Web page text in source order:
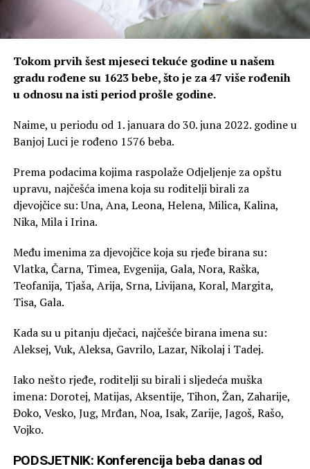
Tokom prvih šest mjeseci tekuće godine u našem
gradu rođene su 1623 bebe, što je za 47 više rođenih
u odnosu na isti period prošle godine.
Naime, u periodu od 1. januara do 30. juna 2022. godine u
Banjoj Luci je rođeno 1576 beba.
Prema podacima kojima raspolaže Odjeljenje za opštu
upravu, najčešća imena koja su roditelji birali za
djevojčice su: Una, Ana, Leona, Helena, Milica, Kalina,
Nika, Mila i Irina.
Među imenima za djevojčice koja su rjeđe birana su:
Vlatka, Čarna, Timea, Evgenija, Gala, Nora, Raška,
Teofanija, Tjaša, Arija, Srna, Livijana, Koral, Margita,
Tisa, Gala.
Kada su u pitanju dječaci, najčešće birana imena su:
Aleksej, Vuk, Aleksa, Gavrilo, Lazar, Nikolaj i Tadej.
Iako nešto rjeđe, roditelji su birali i sljedeća muška
imena: Dorotej, Matijas, Aksentije, Tihon, Žan, Zaharije,
Đoko, Vesko, Jug, Mrđan, Noa, Isak, Zarije, Jagoš, Rašo,
Vojko.
PODSJETNIK: Konferencija beba danas od